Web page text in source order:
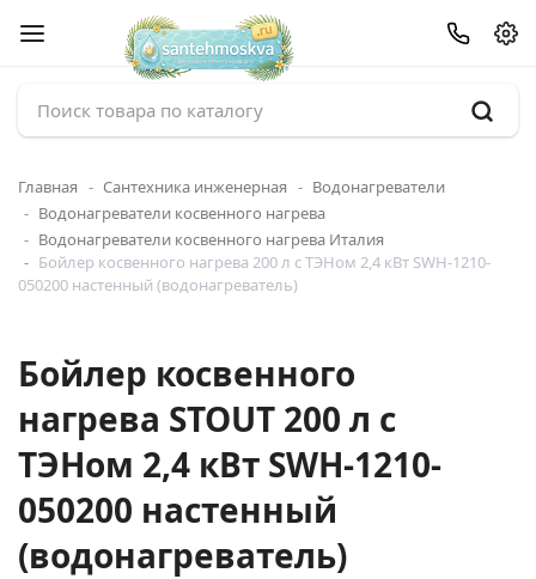
Главная Сантехника инженерная
Водонагреватели
Водонагреватели косвенного нагрева
Водонагреватели косвенного нагрева Италия
Бойлер косвенного нагрева 200 л с ТЭНом 2,4 кВт SWH-1210-
050200 настенный (водонагреватель)
Бойлер косвенного
нагрева STOUT 200 л с
ТЭНом 2,4 кВт SWH-1210-
050200 настенный
(водонагреватель)